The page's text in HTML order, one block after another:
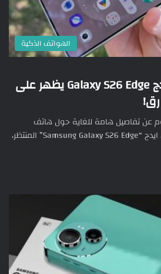
الهواتف الذكية
جالكسي اس 26 ايدج Galaxy S26 Edge يظهر على
عن تفاصيل هامة للغاية حول هاتف
سامسونج جالكسي اس 26 ايدج “Samsung Galaxy S26 Edge” المنتظر،